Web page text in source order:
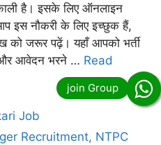
है। इसके लिए ऑनलाइन
इस नौकरी के लिए इच्छुक हैं,
जरूर पढ़ें। यहाँ आपको भर्ती
और आवेदन भरने … Read
Job
Recruitment, NTPC